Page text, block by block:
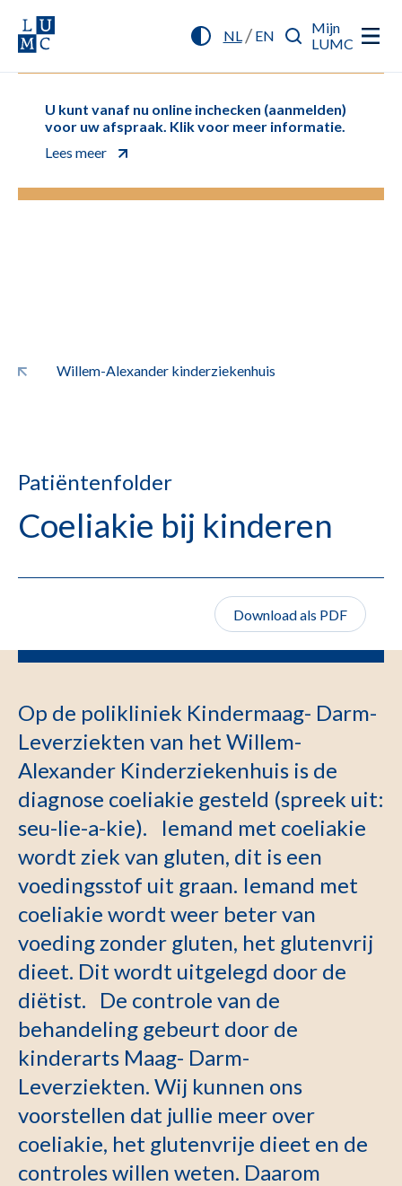
NL/ EN
Mijn
LUMC
U kunt vanaf nu online inchecken (aanmelden)
voor uw afspraak. Klik voor meer informatie.
Lees meer
Willem-Alexander kinderziekenhuis
Patiëntenfolder
Coeliakie bij kinderen
Download als PDF
Op de polikliniek Kindermaag- Darm-
Leverziekten van het Willem-
Alexander Kinderziekenhuis is de
diagnose coeliakie gesteld (spreek uit:
seu-lie-a-kie). Iemand met coeliakie
wordt ziek van gluten, dit is een
voedingsstof uit graan. Iemand met
coeliakie wordt weer beter van
voeding zonder gluten, het glutenvrij
dieet. Dit wordt uitgelegd door de
diëtist. De controle van de
behandeling gebeurt door de
kinderarts Maag- Darm-
Leverziekten. Wij kunnen ons
voorstellen dat jullie meer over
coeliakie, het glutenvrije dieet en de
controles willen weten. Daarom